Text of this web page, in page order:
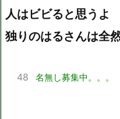
人はビビると思うよ
独りのはるさんは全
48 名無し募集中。。。